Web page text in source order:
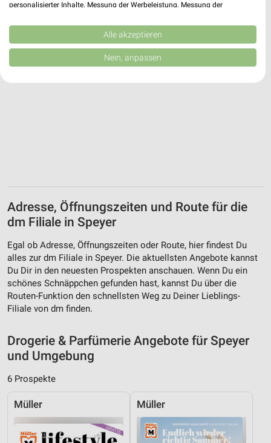
Adresse, Öffnungszeiten und Route für die
dm Filiale in Speyer
Egal ob Adresse, Öffnungszeiten oder Route, hier findest Du
alles zur dm Filiale in Speyer. Die aktuellsten Angebote kannst
Du Dir in den neuesten Prospekten anschauen. Wenn Du ein
schönes Schnäppchen gefunden hast, kannst Du über die
Routen-Funktion den schnellsten Weg zu Deiner Lieblings-
Filiale von dm finden.
Drogerie & Parfümerie Angebote für Speyer
und Umgebung
6 Prospekte
Müller Müller
personalisierter Inhalte. Messung der Werbeleistung. Messung der
Kombinationen von Daten aus verschiedenen Quellen. Entwicklung und
Verbesserung der Angebote. Verwendung reduzierter Daten zur Auswahl
von Inhalten.
Daten können außerhalb der Europäischen Union weitergegeben und in die
USA gesendet werden.
Website/App.
Erstellung von Profilen für personalisierte
Verwendung von Profilen zur Auswahl
personalisierter Werbung
Erstellung von Profilen zur Personalisierung
von Inhalten
personalisierter Inhalte
Messung der Werbeleistung
Messung der Performance von Inhalten
Analyse von Zielgruppen durch Statistiken oder
Kombinationen von Daten aus verschiedenen
Quellen
Alle akzeptieren
Nein, anpassen